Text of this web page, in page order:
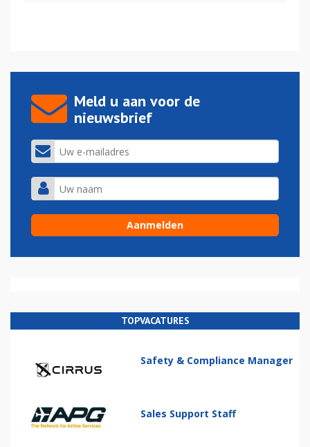
Meld u aan voor de
nieuwsbrief
TOPVACATURES
Safety & Compliance Manager
Sales Support Staff